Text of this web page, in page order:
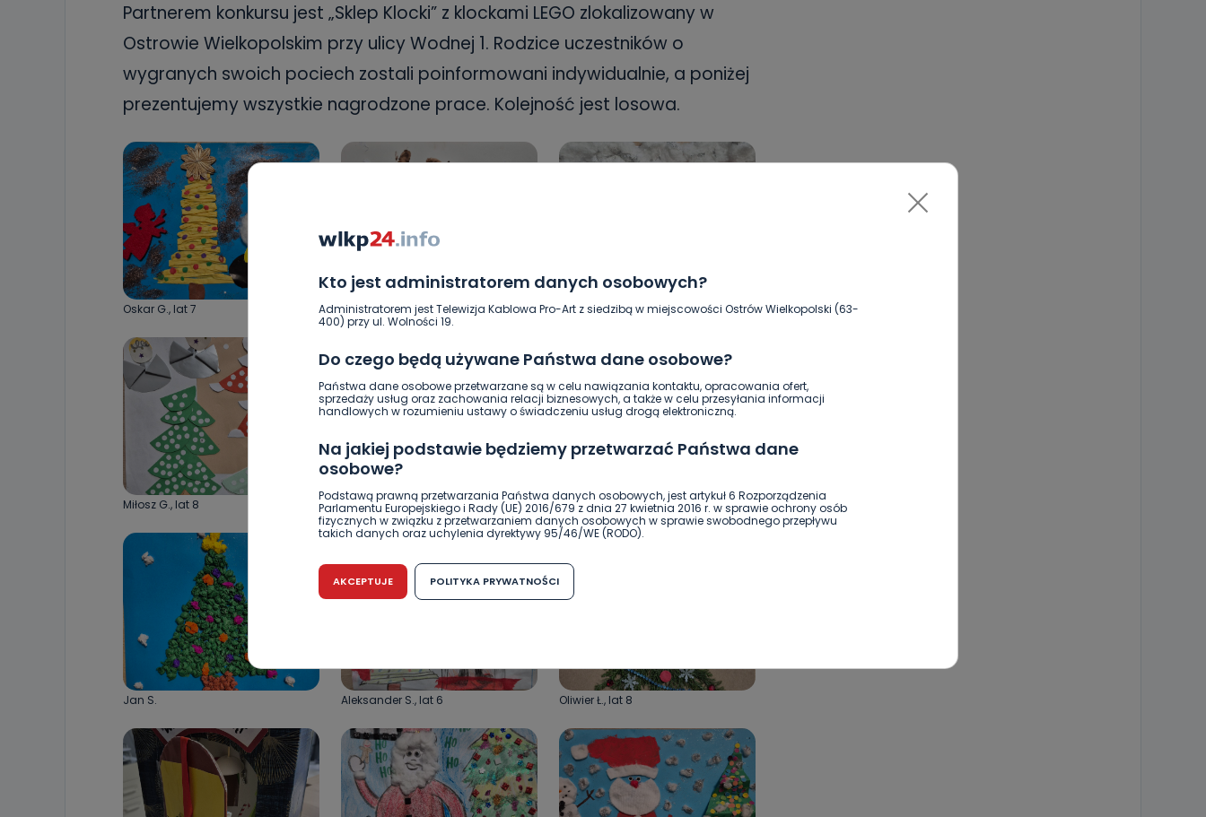
Kto jest administratorem danych osobowych?
Administratorem jest Telewizja Kablowa Pro-Art z siedzibą w miejscowości Ostrów Wielkopolski (63-
400) przy ul. Wolności 19.
Do czego będą używane Państwa dane osobowe?
Państwa dane osobowe przetwarzane są w celu nawiązania kontaktu, opracowania ofert,
sprzedaży usług oraz zachowania relacji biznesowych, a także w celu przesyłania informacji
handlowych w rozumieniu ustawy o świadczeniu usług drogą elektroniczną.
Na jakiej podstawie będziemy przetwarzać Państwa dane
osobowe?
Podstawą prawną przetwarzania Państwa danych osobowych, jest artykuł 6 Rozporządzenia
Parlamentu Europejskiego i Rady (UE) 2016/679 z dnia 27 kwietnia 2016 r. w sprawie ochrony osób
fizycznych w związku z przetwarzaniem danych osobowych w sprawie swobodnego przepływu
takich danych oraz uchylenia dyrektywy 95/46/WE (RODO).
Czy jest możliwość cofnięcia zgody?
Podanie danych osobowych jest dobrowolne, nie jest wymogiem ustawowym lub umownym oraz
Kiedy i komu możemy przekazać Państwa dane?
19 nie przekazuje Państwa danych osobowych podmiotom trzecim, jak również nie są one
wykorzystywane w procesach zautomatyzowanego profilowania.
Co mogą Państwo zrobić z przekazanymi nam danymi?
Po wyrażeniu zgody na przetwarzanie danych osobowych, mają Państwo prawo do żądania od
AKCEPTUJE POLITYKA PRYWATNOŚCI
Partnerem konkursu jest „Sklep Klocki” z klockami LEGO zlokalizowany w
Ostrowie Wielkopolskim przy ulicy Wodnej 1. Rodzice uczestników o
wygranych swoich pociech zostali poinformowani indywidualnie, a poniżej
prezentujemy wszystkie nagrodzone prace. Kolejność jest losowa.
Oskar G., lat 7 Kamil S., lat 5 Antoni R., lat 4
Miłosz G., lat 8 Paweł K., lat 6 Józef S., lat 7
Jan S. Aleksander S., lat 6 Oliwier Ł., lat 8